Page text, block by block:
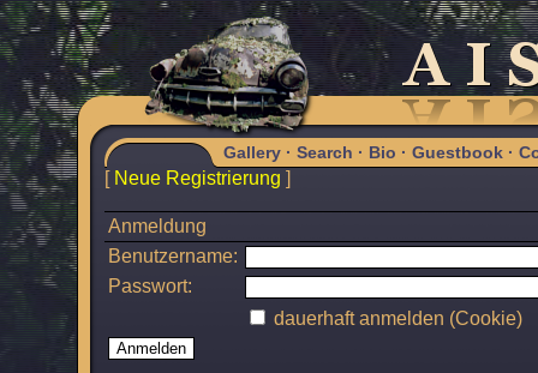
Gallery · Search · Bio · Guestbook ·
[ Neue Registrierung ]
Anmeldung
Benutzername:
Passwort:
dauerhaft anmelden (Cookie)